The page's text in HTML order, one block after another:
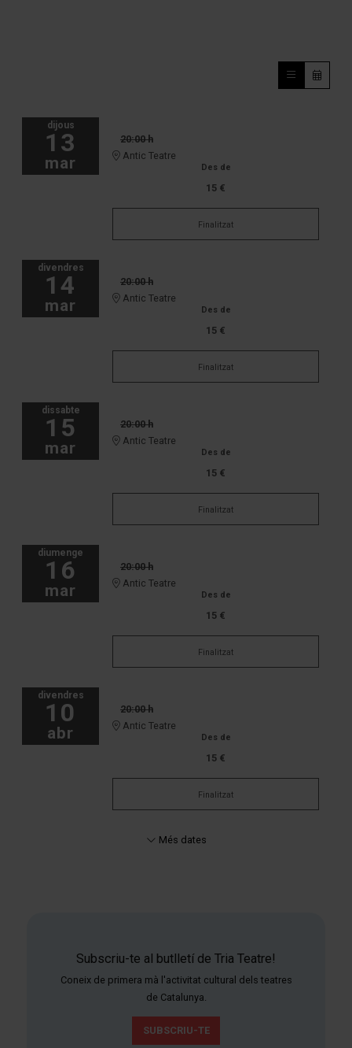
dijous
13
mar
20:00 h
Antic Teatre
Des de
15 €
Finalitzat
divendres
14
mar
20:00 h
Antic Teatre
Des de
15 €
Finalitzat
dissabte
15
mar
20:00 h
Antic Teatre
Des de
15 €
Finalitzat
diumenge
16
mar
20:00 h
Antic Teatre
Des de
15 €
Finalitzat
divendres
10
abr
20:00 h
Antic Teatre
Des de
15 €
Finalitzat
Més dates
Subscriu-te al butlletí de Tria Teatre!
Coneix de primera mà l'activitat cultural dels teatres
de Catalunya.
SUBSCRIU-TE